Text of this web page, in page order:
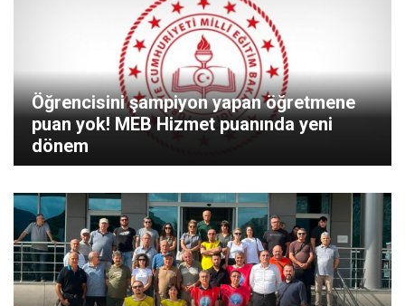
Öğrencisini şampiyon yapan öğretmene
puan yok! MEB Hizmet puanında yeni
dönem